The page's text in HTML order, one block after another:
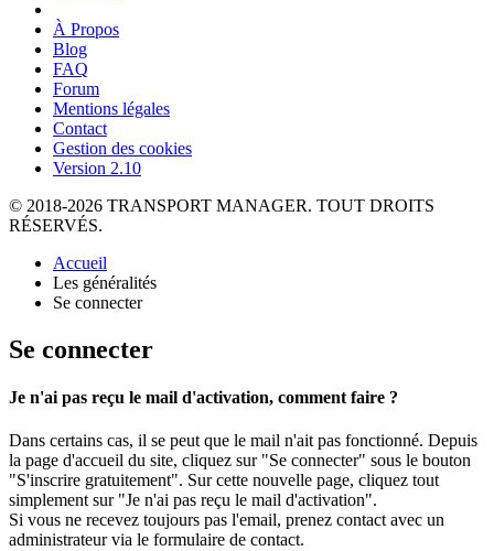
À Propos
Blog
FAQ
Forum
Mentions légales
Contact
Gestion des cookies
Version 2.10
© 2018-2026 TRANSPORT MANAGER. TOUT DROITS
RÉSERVÉS.
Accueil
Les généralités
Se connecter
Se connecter
Je n'ai pas reçu le mail d'activation, comment faire ?
Dans certains cas, il se peut que le mail n'ait pas fonctionné. Depuis
la page d'accueil du site, cliquez sur "Se connecter" sous le bouton
"S'inscrire gratuitement". Sur cette nouvelle page, cliquez tout
simplement sur "Je n'ai pas reçu le mail d'activation".
Si vous ne recevez toujours pas l'email, prenez contact avec un
administrateur via le formulaire de contact.